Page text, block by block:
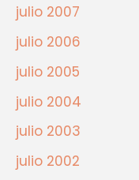
julio 2007
julio 2006
julio 2005
julio 2004
julio 2003
julio 2002